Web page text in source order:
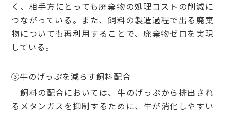
く、相手方にとっても廃棄物の処理コストの削減に
つながっている。また、飼料の製造過程で出る廃棄
物についても再利用することで、廃棄物ゼロを実現
している。
③牛のげっぷを減らす飼料配合
飼料の配合においては、牛のげっぷから排出され
るメタンガスを抑制するために、牛が消化しやすい